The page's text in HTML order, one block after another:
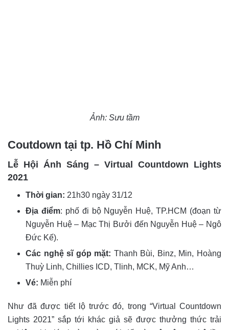
Ảnh: Sưu tầm
Coutdown tại tp. Hồ Chí Minh
Lễ Hội Ánh Sáng – Virtual Countdown Lights
2021
Thời gian: 21h30 ngày 31/12
Địa điểm: phố đi bộ Nguyễn Huệ, TP.HCM (đoạn từ
Nguyễn Huệ – Mạc Thị Bưởi đến Nguyễn Huệ – Ngô
Đức Kế).
Các nghệ sĩ góp mặt: Thanh Bùi, Binz, Min, Hoàng
Thuỳ Linh, Chillies ICD, Tlinh, MCK, Mỹ Anh…
Vé: Miễn phí
Như đã được tiết lộ trước đó, trong “Virtual Countdown
Lights 2021” sắp tới khác giả sẽ được thưởng thức trải